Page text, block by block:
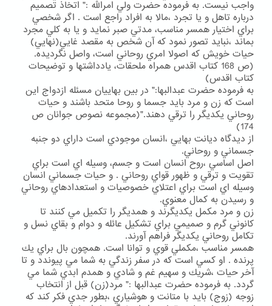
واجب نيست. به فرموده حضرت ولي امرالله :" اتخاذ تصميم
درباره تاهل و يا تجرد ،مالا به افراد راجع است . اگر شخصي
براي اختيار همسر مناسب، مدتي صبر نمايد و يا به كلي مجرد
بماند ،نبايد تصور نمود كه آن شخص به مقصد غايي(نهايي)
حيات خويش كه اصولا امري روحاني است، واصل نگرديده.
(ص 168 كتاب اقدس همراه ملحقات، يادداشتها و توضيحات
كتاب اقدس)
به فرموده حضرت عبدالبها:" در بين بهاييان مسئله ازدواج اين
است كه زن و مرد بايد جسما و روحا متحد باشند و حيات
روحاني يكديگر را ترقي دهند."(مجموعه نصوص جوانان ص
174)
از ديدگاه ديانت بهايي ،انسان موجودي است داراي دو جنبه
جسماني و روحاني.
اصل اساسي ،روح انسان است و جسم، وسيله اي است براي
تقويت و ترقي و ظهور قواي روحاني . و حيات جسماني انسان
وسيله اي است براي اعتلاي خصوصيات و استعدادهاي روحاني
و رسيدن به كمال معنوي.
زن و مرد مكمل يكديگرند و همديگر را تكميل مي كنند تا
كانوني گرم و صميمي براي تشكيل عائله و دوام و بقاي نسل و
تكامل روحاني يكديگر فراهم آورند.
همسر مناسب ،مكملي قوي و توانا است. همچون بال براي يك
پرنده . او كسي است كه در سفر زندگي به شما مي پيوندد و تا
آخر حيات ،شريك و سهيم غم و شادي و همدم ابدي شما مي
گردد. به فرموده حضرت عبدالبها :" مرد(زن) قبل از انتخاب
زوجه (زوج) بايد با متانت و هوشياري ،بطور جدي فكر كند كه